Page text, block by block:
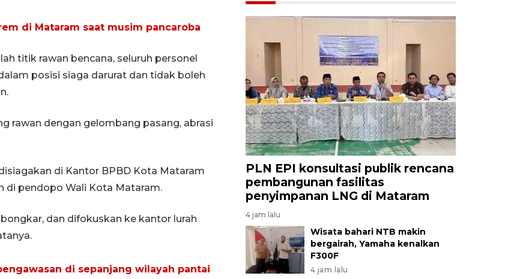
di Mataram saat musim pancaroba
titik rawan bencana, seluruh personel
posisi siaga darurat dan tidak boleh
rawan dengan gelombang pasang, abrasi
di Kantor BPBD Kota Mataram
di pendopo Wali Kota Mataram.
dan difokuskan ke kantor lurah
di sepanjang wilayah pantai
PLN EPI konsultasi publik rencana
pembangunan fasilitas
penyimpanan LNG di Mataram
4 jam lalu
Wisata bahari NTB makin
bergairah, Yamaha kenalkan
F300F
4 jam lalu